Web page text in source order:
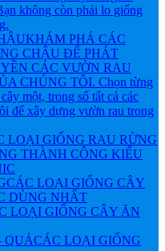
không còn phải lo giống
KHÁM PHÁ CÁC
CHẬU ĐỂ PHÁT
CÁC VƯỜN RAU
CHÚNG TÔI. Chọn từng
một, trong số tất cả các
để xây dựng vườn rau trong
LOẠI GIỐNG RAU RỪNG
THÀNH CÔNG KIỂU
CÁC LOẠI GIỐNG CÂY
DÙNG NHẤT
LOẠI GIỐNG CÂY ĂN
QUẢCÁC LOẠI GIỐNG